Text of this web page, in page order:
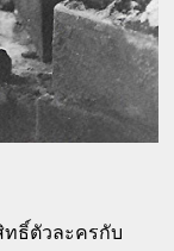
ทธิ์ตัวละครกับ